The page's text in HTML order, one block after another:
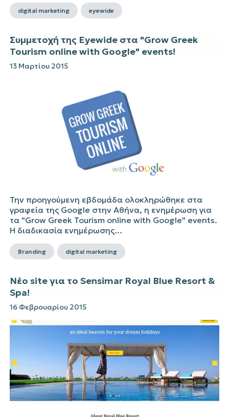
digital marketing eyewide
Συμμετοχή της Eyewide στα "Grow Greek
Tourism online with Google" events!
13 Μαρτίου 2015
Την προηγούμενη εβδομάδα ολοκληρώθηκε στα
γραφεία της Google στην Αθήνα, η ενημέρωση για
τα "Grow Greek Tourism online with Google" events.
Η διαδικασία ενημέρωσης...
Branding digital marketing
Νέο site για το Sensimar Royal Blue Resort &
Spa!
16 Φεβρουαρίου 2015